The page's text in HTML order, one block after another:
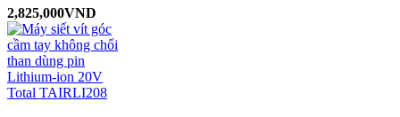
2,825,000VND